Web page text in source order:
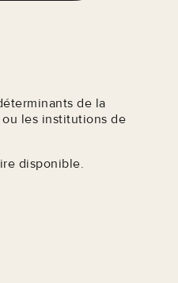
de la
les institutions de
disponible.